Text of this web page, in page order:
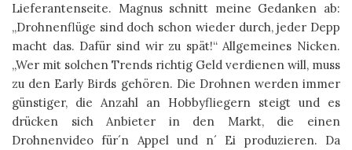
Lieferantenseite. Magnus schnitt meine Gedanken ab:
„Drohnenflüge sind doch schon wieder durch, jeder Depp
macht das. Dafür sind wir zu spät!“ Allgemeines Nicken.
„Wer mit solchen Trends richtig Geld verdienen will, muss
zu den Early Birds gehören. Die Drohnen werden immer
günstiger, die Anzahl an Hobbyfliegern steigt und es
drücken sich Anbieter in den Markt, die einen
Drohnenvideo für´n Appel und n´ Ei produzieren. Da